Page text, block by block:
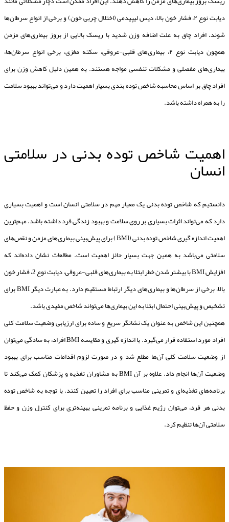
دیابت نوع ۲، فشار خون بالا، دیس لیپیدمی (اختلال چربی خون) و برخی از انواع سرطان‌ها
شوند.افراد چاق به علت اضافه وزن شدید با ریسک بالایی از بروز بیماری‌های مزمن
همچون دیابت نوع ۲، بیماری‌های قلبی-عروقی، سکته مغزی، برخی انواع سرطان‌ها،
بیماری‌های مفصلی و مشکلات تنفسی مواجه هستند. به همین دلیل کاهش وزن برای
افراد چاق بر اساس محاسبه شاخص توده بندی بسیار اهمیت دارد و می‌تواند بهبود سلامت
را به همراه داشته باشد.
اهمیت شاخص توده بدنی در سلامتی
انسان
دانستیم که شاخص توده بدنی یک معیار مهم در سلامتی انسان است و اهمیت بسیاری
دارد که می‌تواند اثرات بسیاری بر روی سلامت و بهبود زندگی فرد داشته باشد. مهم‌ترین
اهمیت اندازه گیری شاخص توده بدنی (BMI) برای پیش‌بینی بیماری‌های مزمن و نقص‌های
سلامتی می‌باشد به همین جهت بسیار حائز اهمیت است. مطالعات نشان داده‌اند که
افزایش BMI با بیشتر شدن خطر ابتلا به بیماری‌های قلبی-عروقی، دیابت نوع 2، فشار خون
بالا، برخی از سرطان‌ها و بیماری‌های دیگر ارتباط مستقیم دارد. به عبارت دیگر BMI برای
تشخیص و پیش‌بینی احتمال ابتلا به این بیماری‌ها می‌تواند شاخص مفیدی باشد.
همچنین این شاخص به عنوان یک نشانگر سریع و ساده برای ارزیابی وضعیت سلامت کلی
افراد مورد استفاده قرار می‌گیرد. با اندازه گیری و مقایسه BMI افراد، به سادگی می‌توان
از وضعیت سلامت کلی آن‌ها مطلع شد و در صورت لزوم اقدامات مناسب برای بهبود
وضعیت آن‌ها انجام داد. علاوه بر آن BMI به مشاوران تغذیه و پزشکان کمک می‌کند تا
برنامه‌های تغذیه‌ای و تمرینی مناسب برای افراد را تعیین کنند. با توجه به شاخص توده
بدنی هر فرد، می‌توان رژیم غذایی و برنامه تمرینی بهینه‌تری برای کنترل وزن و حفظ
سلامتی آن‌ها تنظیم کرد.